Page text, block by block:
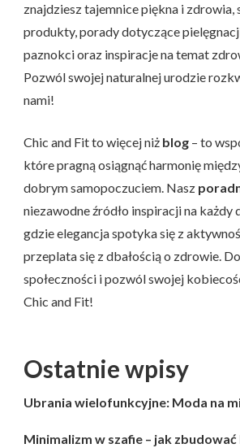
znajdziesz tajemnice piękna i zdrowia,
produkty, porady dotyczące
paznokci oraz inspiracje na temat
Pozwól swojej naturalnej urodzie
nami!
Chic and Fit to więcej niż blog – to
które pragną osiągnąć harmonię
dobrym samopoczuciem. Nasz
niezawodne źródło inspiracji na każdy
gdzie elegancja spotyka się z
przeplata się z dbałością o zdrowie.
społeczności i pozwól swojej
Chic and Fit!
Ostatnie wpisy
Ubrania wielofunkcyjne: Moda na
Minimalizm w szafie – jak zbudować